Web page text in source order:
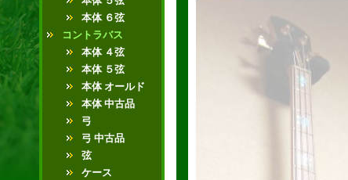
本体 ６弦
コントラバス
本体 ４弦
本体 ５弦
本体 オールド
本体 中古品
弓
弓 中古品
弦
ケース